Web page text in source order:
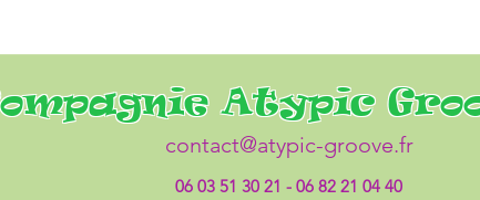
Atypic
contact@atypic-groove.fr
06 03 51 30 21 - 06 82 21 04 40